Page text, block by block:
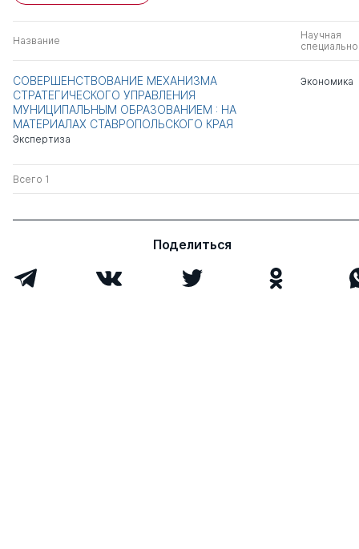
Название
Научная
СОВЕРШЕНСТВОВАНИЕ МЕХАНИЗМА
СТРАТЕГИЧЕСКОГО УПРАВЛЕНИЯ
МУНИЦИПАЛЬНЫМ ОБРАЗОВАНИЕМ : НА
МАТЕРИАЛАХ СТАВРОПОЛЬСКОГО КРАЯ
Экспертиза
Экономика
Всего 1
Поделиться